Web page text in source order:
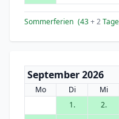
Sommerferien (43+ 2
September 2026
Mo Di Mi
1.
2.